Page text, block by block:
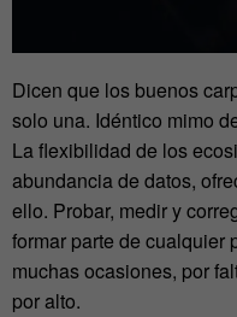
Dicen que los buenos
solo una. Idéntico mimo
La flexibilidad de los
abundancia de datos,
ello. Probar, medir y
formar parte de cualquier
muchas ocasiones, por
por alto.